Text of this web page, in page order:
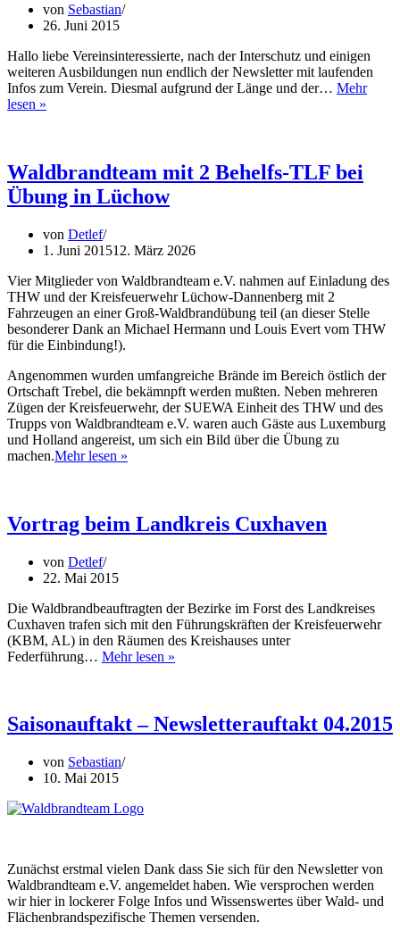
von Sebastian
26. Juni 2015
Hallo liebe Vereinsinteressierte, nach der Interschutz und einigen
weiteren Ausbildungen nun endlich der Newsletter mit laufenden
Infos zum Verein. Diesmal aufgrund der Länge und der… Mehr
lesen »
Waldbrandteam mit 2 Behelfs-TLF bei
Übung in Lüchow
von Detlef
1. Juni 201512. März 2026
Vier Mitglieder von Waldbrandteam e.V. nahmen auf Einladung des
THW und der Kreisfeuerwehr Lüchow-Dannenberg mit 2
Fahrzeugen an einer Groß-Waldbrandübung teil (an dieser Stelle
besonderer Dank an Michael Hermann und Louis Evert vom THW
für die Einbindung!).
Angenommen wurden umfangreiche Brände im Bereich östlich der
Ortschaft Trebel, die bekämnpft werden mußten. Neben mehreren
Zügen der Kreisfeuerwehr, der SUEWA Einheit des THW und des
Trupps von Waldbrandteam e.V. waren auch Gäste aus Luxemburg
und Holland angereist, um sich ein Bild über die Übung zu
machen.Mehr lesen »
TLF
bei
Vortrag beim Landkreis Cuxhaven
von Detlef
22. Mai 2015
Die Waldbrandbeauftragten der Bezirke im Forst des Landkreises
Cuxhaven trafen sich mit den Führungskräften der Kreisfeuerwehr
(KBM, AL) in den Räumen des Kreishauses unter
Federführung… Mehr lesen »
Saisonauftakt – Newsletterauftakt 04.2015
von Sebastian
10. Mai 2015
Zunächst erstmal vielen Dank dass Sie sich für den Newsletter von
Waldbrandteam e.V. angemeldet haben. Wie versprochen werden
wir hier in lockerer Folge Infos und Wissenswertes über Wald- und
Flächenbrandspezifische Themen versenden.